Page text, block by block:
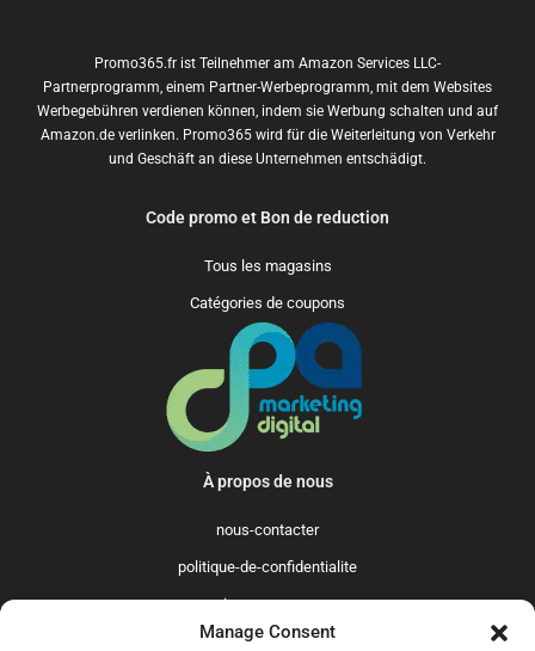
Manage Consent
Promo365.fr ist Teilnehmer am Amazon Services LLC-
Partnerprogramm, einem Partner-Werbeprogramm, mit dem Websites
Werbegebühren verdienen können, indem sie Werbung schalten und auf
Amazon.de verlinken. Promo365 wird für die Weiterleitung von Verkehr
und Geschäft an diese Unternehmen entschädigt.
Code promo et Bon de reduction
Tous les magasins
Catégories de coupons
À propos de nous
nous-contacter
politique-de-confidentialite
qui-sommes-nous